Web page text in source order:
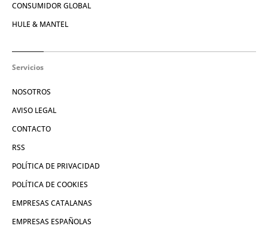
CONSUMIDOR GLOBAL
HULE & MANTEL
Servicios
NOSOTROS
AVISO LEGAL
CONTACTO
RSS
POLÍTICA DE PRIVACIDAD
POLÍTICA DE COOKIES
EMPRESAS CATALANAS
EMPRESAS ESPAÑOLAS